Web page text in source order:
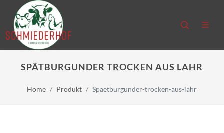
SPÄTBURGUNDER TROCKEN AUS LAHR
Home Produkt Spaetburgunder-trocken-aus-lahr